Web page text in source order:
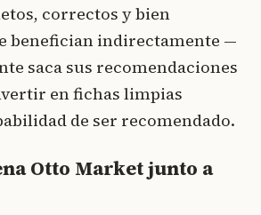
correctos y bien
benefician indirectamente —
saca sus recomendaciones
en fichas limpias
de ser recomendado.
Otto Market junto a